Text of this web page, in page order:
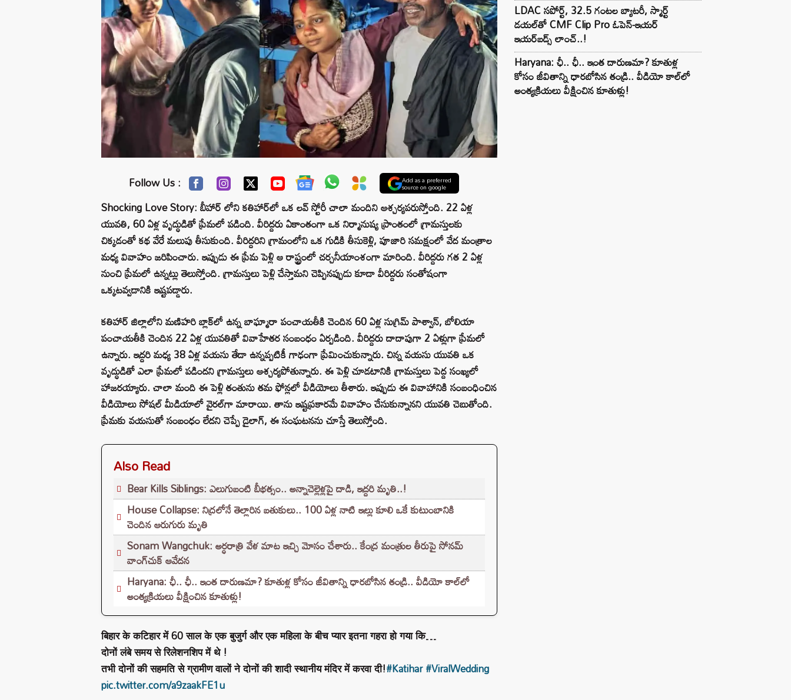
Follow Us : Add as a preferred
source on google
Shocking Love Story: బీహార్ లోని కతిహార్‌లో ఒక లవ్ స్టోరీ చాలా మందిని ఆశ్చర్యపరుస్తోంది. 22 ఏళ్ల
యువతి, 60 ఏళ్ల వృద్ధుడితో ప్రేమలో పడింది. వీరిద్దరు ఏకాంతంగా ఒక నిర్మానుష్య ప్రాంతంలో గ్రామస్తులకు
చిక్కడంతో కథ వేరే మలుపు తీసుకుంది. వీరిద్దరిని గ్రామంలోని ఒక గుడికి తీసుకెళ్లి, పూజారి సమక్షంలో వేద మంత్రాల
మధ్య వివాహం జరిపించారు. ఇప్పుడు ఈ ప్రేమ పెళ్లి ఆ రాష్ట్రంలో చర్చనీయాంశంగా మారింది. వీరిద్దరు గత 2 ఏళ్ల
నుంచి ప్రేమలో ఉన్నట్లు తెలుస్తోంది. గ్రామస్తులు పెళ్లి చేస్తామని చెప్పినప్పుడు కూడా వీరిద్దరు సంతోషంగా
ఒక్కటవ్వడానికి ఇష్టపడ్డారు.
కతిహార్ జిల్లాలోని మణిహరి బ్లాక్‌లో ఉన్న బాఘ్మారా పంచాయతీకి చెందిన 60 ఏళ్ల సుగ్రిమ్ పాశ్వాన్, బోలియా
పంచాయతీకి చెందిన 22 ఏళ్ల యువతితో వివాహేతర సంబంధం ఏర్పడింది. వీరిద్దరు దాదాపుగా 2 ఏళ్లుగా ప్రేమలో
ఉన్నారు. ఇద్దరి మధ్య 38 ఏళ్ల వయసు తేడా ఉన్నప్పటికీ గాఢంగా ప్రేమించుకున్నారు. చిన్న వయసు యువతి ఒక
వృద్ధుడితో ఎలా ప్రేమలో పడిందని గ్రామస్తులు ఆశ్చర్యపోతున్నారు. ఈ పెళ్లి చూడటానికి గ్రామస్తులు పెద్ద సంఖ్యలో
హాజరయ్యారు. చాలా మంది ఈ పెళ్లి తంతును తమ ఫోన్లలో వీడియోలు తీశారు. ఇప్పుడు ఈ వివాహానికి సంబంధించిన
వీడియోలు సోషల్ మీడియాలో వైరల్‌గా మారాయి. తాను ఇష్టప్రకారమే వివాహం చేసుకున్నానని యువతి చెబుతోంది.
ప్రేమకు వయసుతో సంబంధం లేదని చెప్పే డైలాగ్, ఈ సంఘటనను చూస్తే తెలుస్తోంది.
Also Read
Bear Kills Siblings: ఎలుగుబంటి బీభత్సం.. అన్నాచెల్లెళ్లపై దాడి, ఇద్దరి మృతి..!
House Collapse: నిద్రలోనే తెల్లారిన బతుకులు.. 100 ఏళ్ల నాటి ఇల్లు కూలి ఒకే కుటుంబానికి
చెందిన ఆరుగురు మృతి
Sonam Wangchuk: అర్ధరాత్రి వేళ మాట ఇచ్చి మోసం చేశారు.. కేంద్ర మంత్రుల తీరుపై సోనమ్
వాంగ్‌చుక్ ఆవేదన
Haryana: ఛీ.. ఛీ.. ఇంత దారుణమా? కూతుళ్ల కోసం జీవితాన్ని ధారబోసిన తండ్రి.. వీడియో కాల్‌లో
అంత్యక్రియలు వీక్షించిన కూతుళ్లు!
बिहार के कटिहार में 60 साल के एक बुजुर्ग और एक महिला के बीच प्यार इतना गहरा हो गया कि…
दोनों लंबे समय से रिलेशनशिप में थे !
तभी दोनों की सहमति से ग्रामीण वालों ने दोनों की शादी स्थानीय मंदिर में करवा दी!#Katihar#ViralWedding
pic.twitter.com/a9zaakFE1u
LDAC సపోర్ట్, 32.5 గంటల బ్యాటరీ, స్మార్ట్
డయల్‌తో CMF Clip Pro ఓపెన్-ఇయర్
ఇయర్‌బడ్స్ లాంచ్..!
Haryana: ఛీ.. ఛీ.. ఇంత దారుణమా? కూతుళ్ల
కోసం జీవితాన్ని ధారబోసిన తండ్రి.. వీడియో కాల్‌లో
అంత్యక్రియలు వీక్షించిన కూతుళ్లు!